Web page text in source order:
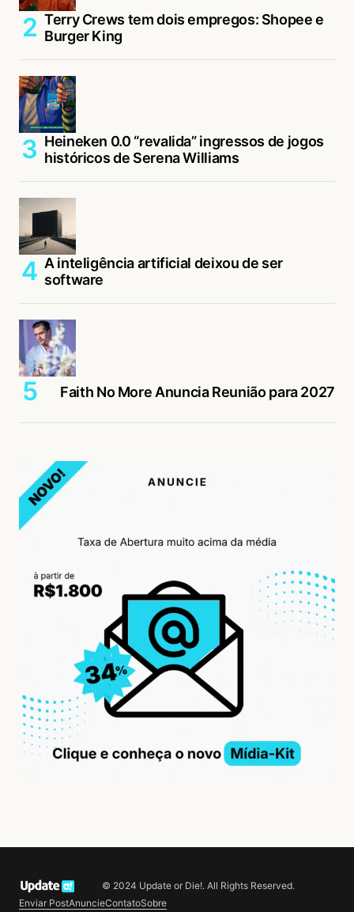
Terry Crews tem dois empregos: Shopee e
Burger King
Heineken 0.0 “revalida” ingressos de jogos
históricos de Serena Williams
A inteligência artificial deixou de ser
software
Faith No More Anuncia Reunião para 2027
© 2024 Update or Die!. All Rights Reserved.
Enviar PostAnuncieContatoSobre